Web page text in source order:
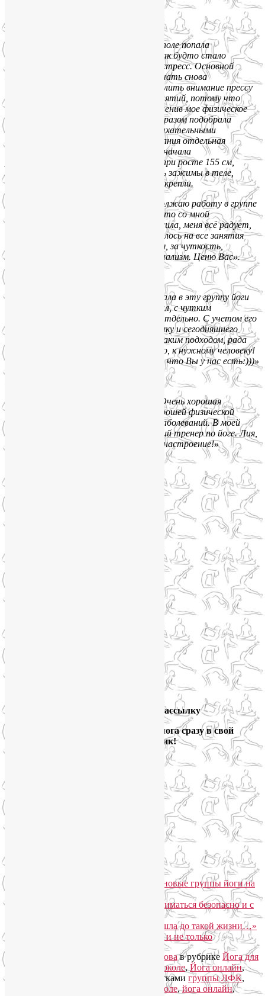
«К Лие в группы йоги на Октябрьском поле попала
по рекомендации. После 2 родов тело как будто стало
не моим и явно чувствовался намек на стресс. Основной
запрос был научиться замедляться, начать снова
чувствовать свое тело, и особенно уделить внимание прессу
и спине. Начала я с индивидуальных занятий, потому что
совсем не была знакома с йогой. Лия, оценив мое физическое
и психическое состояние наилучшим образом подобрала
для меня упражнения, познакомила с дыхательными
практиками и медитациями (за эти знания отдельная
. Я на глазах начала
распрямляться — выпрямилась спина (при росте 155 см,
я стала 157), ушли или подрасслабились зажимы в теле,
перестало клинить шею, пресс и ноги окрепли.
После индивидуальных занятий я продолжаю работу в группе
йоги на Соколе. Но самое прекрасное, что со мной
случилось — это моё настроение, я ожила, меня всё радует,
и особенно тело, оно быстро откликнулось на все занятия
и виден результат. Благодарю Вас, Лия, за чуткость,
мягкость, широту знаний и профессионализм. Ценю Вас».
«Очень довольна и счастлива, что попала в эту группу йоги
на Соколе. Лия — высокий профессионал, с чутким
индивидуальным подходом к каждому отдельно. С учетом его
физических данных, настроя на практику и сегодняшнего
нстроения:) Долго искала ведущего с таким подходом, рада
что наконец попала в правильное место, к нужному человеку!
Очень Всем рекомендую!!! Лия, спасибо что Вы у нас есть:)))»
«Тренер — настоящий профессионал. Очень хорошая
атмосфера. Много упражнений для хорошей физической
формы, для профилактики различных заболеваний. В моей
жизни это третий и,безусловно, лучший тренер по йоге. Лия,
спасибо за прекрасное самочувствие и настроение!»
Подпишитесь на мою рассылку
и получайте новые выпуски блога сразу в свой
электронный ящик!
«Формула антистресса»: набор в новые группы йоги на
Йога для суставов: как начать заниматься безопасно и с
Лорина Кайдановская: «Как я дошла до такой жизни…»
Гормональная йога при климаксе и не только
Лия Воловав рубрике Йога для
Йога на Соколе, Йога онлайн,
с метками группы ЛФК,
йога на Соколе,йога онлайн,